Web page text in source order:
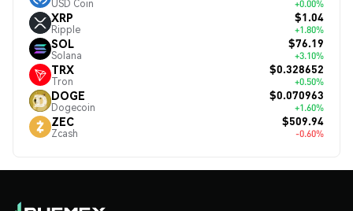
USD Coin +0.00%
XRP
Ripple
$1.04
+1.80%
SOL
Solana
$76.19
+3.10%
TRX
Tron
$0.328652
+0.50%
DOGE
Dogecoin
$0.070963
+1.60%
ZEC
Zcash
$509.94
-0.60%